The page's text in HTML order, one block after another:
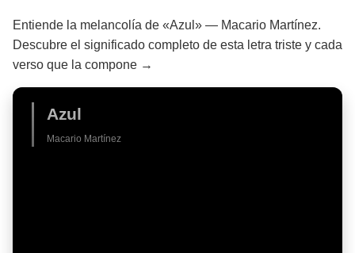
Entiende la melancolía de «Azul» — Macario Martínez.
Descubre el significado completo de esta letra triste y cada
verso que la compone →
Azul
Macario Martínez